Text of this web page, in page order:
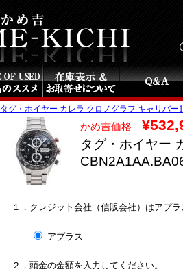
タグ・ホイヤー カレラ クロノグラフ キャリバー
かめ吉価格
タグ・ホイヤー
１．クレジット会社（信販会社）はアプ
アプラス
２．頭金の金額を入力してください。